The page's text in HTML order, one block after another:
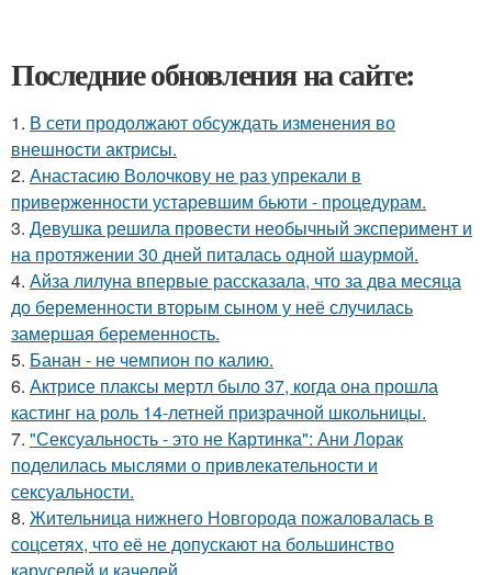
Последние обновления на сайте:
1. В сети продолжают обсуждать изменения во
внешности актрисы.
2. Анастасию Волочкову не раз упрекали в
приверженности устаревшим бьюти - процедурам.
3. Девушка решила провести необычный эксперимент и
на протяжении 30 дней питалась одной шаурмой.
4. Айза лилуна впервые рассказала, что за два месяца
до беременности вторым сыном у неё случилась
замершая беременность.
5. Банан - не чемпион по калию.
6. Актрисе плаксы мертл было 37, когда она прошла
кастинг на роль 14-летней призрачной школьницы.
7. "Сексуальность - это не Картинка": Ани Лорак
поделилась мыслями о привлекательности и
сексуальности.
8. Жительница нижнего Новгорода пожаловалась в
соцсетях, что её не допускают на большинство